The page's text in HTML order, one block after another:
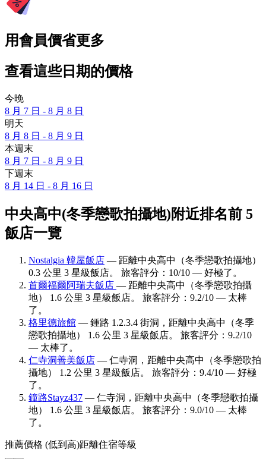
用會員價省更多
查看這些日期的價格
今晚
8 月 7 日 - 8 月 8 日
明天
8 月 8 日 - 8 月 9 日
本週末
8 月 7 日 - 8 月 9 日
下週末
8 月 14 日 - 8 月 16 日
中央高中(冬季戀歌拍攝地)附近排名前 5
飯店一覽
Nostalgia 韓屋飯店 — 距離中央高中（冬季戀歌拍攝地）
0.3 公里 3 星級飯店。 旅客評分：10/10 — 好極了。
首爾福爾阿瑞夫飯店 — 距離中央高中（冬季戀歌拍攝
地） 1.6 公里 3 星級飯店。 旅客評分：9.2/10 — 太棒
了。
格里德旅館 — 鍾路 1.2.3.4 街洞，距離中央高中（冬季
戀歌拍攝地） 1.6 公里 3 星級飯店。 旅客評分：9.2/10
— 太棒了。
仁寺洞善美飯店 — 仁寺洞，距離中央高中（冬季戀歌拍
攝地） 1.2 公里 3 星級飯店。 旅客評分：9.4/10 — 好極
了。
鐘路Stayz437 — 仁寺洞，距離中央高中（冬季戀歌拍攝
地） 1.6 公里 3 星級飯店。 旅客評分：9.0/10 — 太棒
了。
推薦價格 (低到高)距離住宿等級